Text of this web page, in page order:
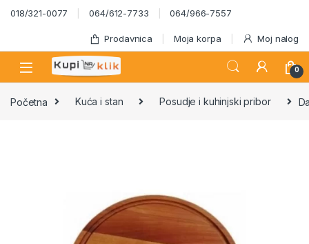
Skip to navigation
Skip to content
018/321-0077 064/612-7733 064/966-7557
Prodavnica Moja korpa Moj nalog
0
Početna Kuća i stan Posudje i kuhinjski pribor